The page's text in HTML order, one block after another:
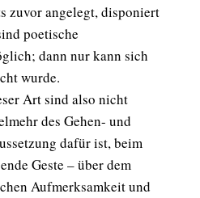
zuvor angelegt, disponiert
poetische
dann nur kann sich
wurde.
Art sind also nicht
des Gehen- und
dafür ist, beim
Geste – über dem
Aufmerksamkeit und